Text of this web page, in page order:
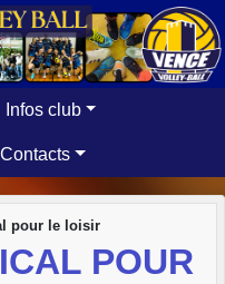
Infos club
Contacts
pour le loisir
POUR